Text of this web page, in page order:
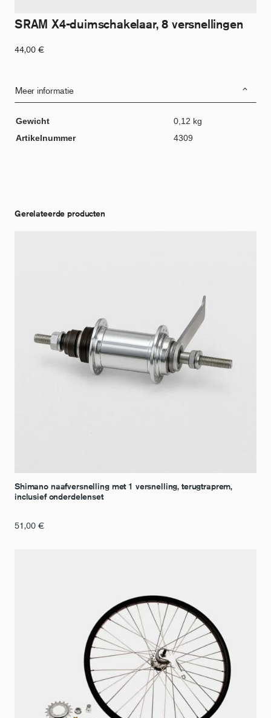
SRAM X4-duimschakelaar, 8 versnellingen
44,00 €
Meer informatie
Gewicht
0,12 kg
Artikelnummer
4309
Gerelateerde producten
Shimano naafversnelling met 1 versnelling, terugtraprem,
inclusief onderdelenset
51,00 €